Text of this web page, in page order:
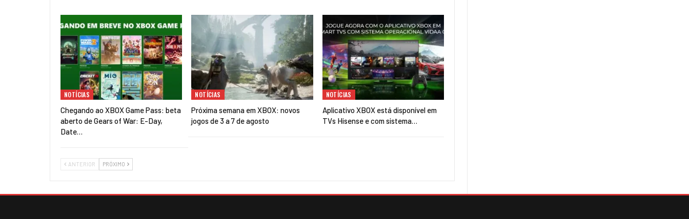
NOTÍCIAS
Chegando ao XBOX Game Pass: beta
aberto de Gears of War: E-Day,
Date…
NOTÍCIAS
Próxima semana em XBOX: novos
jogos de 3 a 7 de agosto
NOTÍCIAS
Aplicativo XBOX está disponível em
TVs Hisense e com sistema…
ANTERIOR PRÓXIMO